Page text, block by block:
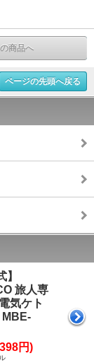
商品へ
ページの先頭へ戻る
】
旅人専
気ケト
MBE-
円)